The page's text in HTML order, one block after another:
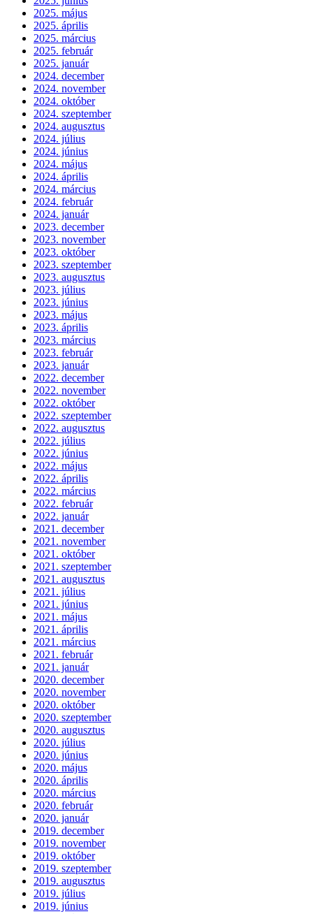
2025. május
2025. április
2025. március
2025. február
2025. január
2024. december
2024. november
2024. október
2024. szeptember
2024. augusztus
2024. július
2024. június
2024. május
2024. április
2024. március
2024. február
2024. január
2023. december
2023. november
2023. október
2023. szeptember
2023. augusztus
2023. július
2023. június
2023. május
2023. április
2023. március
2023. február
2023. január
2022. december
2022. november
2022. október
2022. szeptember
2022. augusztus
2022. július
2022. június
2022. május
2022. április
2022. március
2022. február
2022. január
2021. december
2021. november
2021. október
2021. szeptember
2021. augusztus
2021. július
2021. június
2021. május
2021. április
2021. március
2021. február
2021. január
2020. december
2020. november
2020. október
2020. szeptember
2020. augusztus
2020. július
2020. június
2020. május
2020. április
2020. március
2020. február
2020. január
2019. december
2019. november
2019. október
2019. szeptember
2019. augusztus
2019. július
2019. június